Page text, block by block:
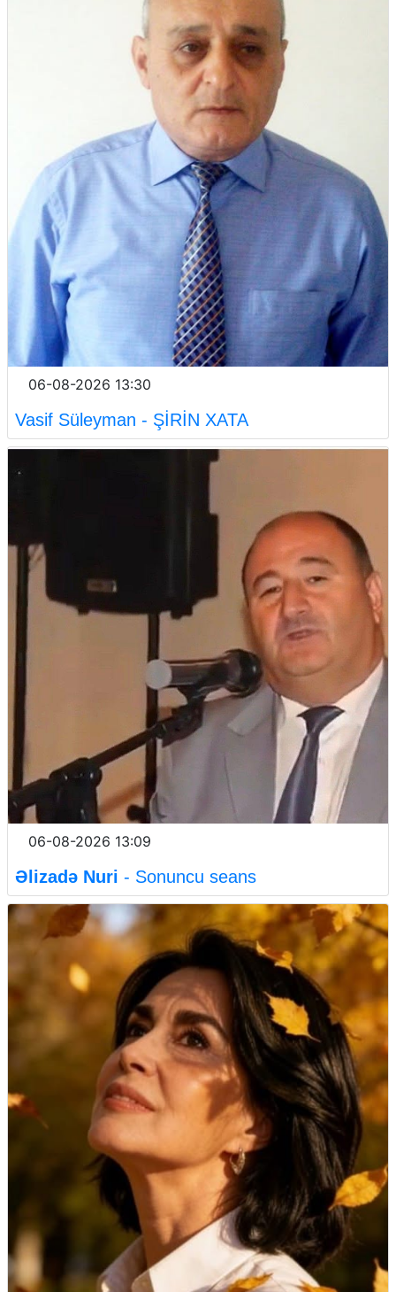
06-08-2026 13:30
Vasif Süleyman - ŞİRİN XATA
06-08-2026 13:09
Əlizadə Nuri - Sonuncu seans